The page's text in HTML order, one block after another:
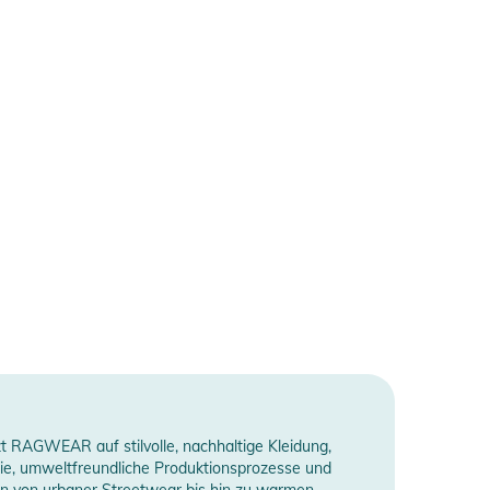
auf stilvolle, nachhaltige Kleidung,
umweltfreundliche Produktionsprozesse und